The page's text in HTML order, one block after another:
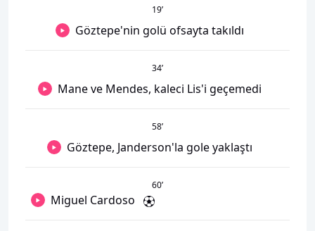
19’
Göztepe'nin golü ofsayta takıldı
34’
Mane ve Mendes, kaleci Lis'i geçemedi
58’
Göztepe, Janderson'la gole yaklaştı
60’
Miguel Cardoso